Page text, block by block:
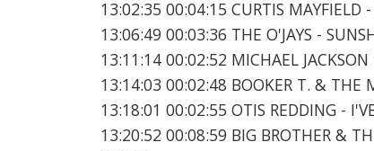
13:02:35 00:04:15 CURTIS MAYFIELD
13:06:49 00:03:36 THE O'JAYS -
13:11:14 00:02:52 MICHAEL
13:14:03 00:02:48 BOOKER T. & THE
13:18:01 00:02:55 OTIS REDDING -
13:20:52 00:08:59 BIG BROTHER &